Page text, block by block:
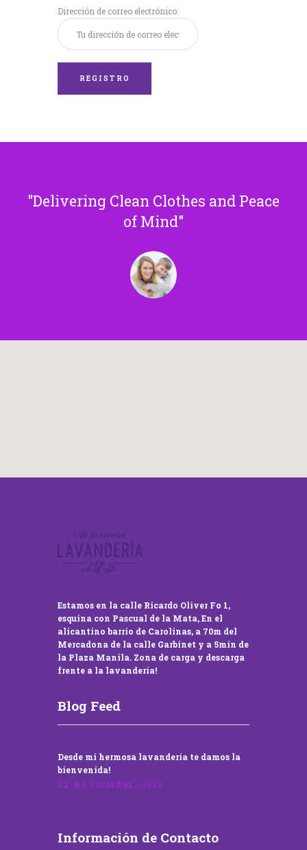
Dirección de correo electrónico:
Delivering Clean Clothes and Peace
of Mind
Estamos en la calle Ricardo Oliver Fo 1,
esquina con Pascual de la Mata, En el
alicantino barrio de Carolinas, a 70m del
Mercadona de la calle Garbinet y a 5min de
la Plaza Manila. Zona de carga y descarga
frente a la lavandería!
Blog Feed
Desde mi hermosa lavandería te damos la
bienvenida!
22 NOVIEMBRE, 2016
Información de Contacto